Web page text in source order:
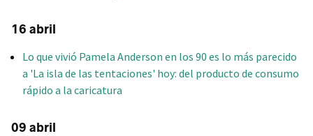
16 abril
Lo que vivió Pamela Anderson en los 90 es lo más parecido
a 'La isla de las tentaciones' hoy: del producto de consumo
rápido a la caricatura
09 abril